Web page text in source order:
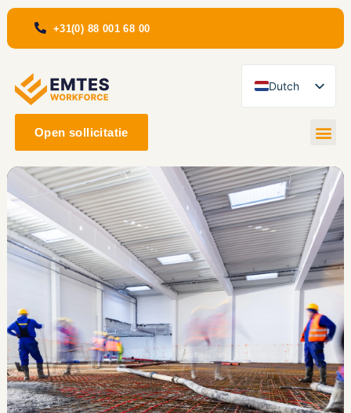
+31(0) 88 001 68 00
Dutch
Romanian
Open sollicitatie